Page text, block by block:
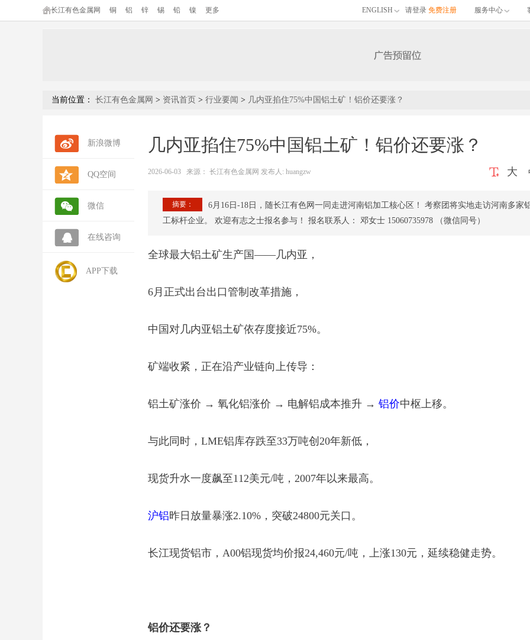
长江有色金属网 铜 铝 锌 锡 铅 镍 更多 ENGLISH 请登录 免费注册 服务中心
当前位置： 长江有色金属网 > 资讯首页 > 行业要闻 > 几内亚掐住75%中国铝土矿！铝价还要涨？
新浪微博
QQ空间
微信
在线咨询
APP下载
几内亚掐住75%中国铝土矿！铝价还要涨？
2026-06-03 来源： 长江有色金属网 发布人: huangzw 大
摘要：
6月16日-18日，随长江有色网一同走进河南铝加工核心区！ 考察团将实地走访河南多家
工标杆企业。 欢迎有志之士报名参与！ 报名联系人： 邓女士 15060735978 （微信同号）
全球最大铝土矿生产国——几内亚，
6月正式出台出口管制改革措施，
中国对几内亚铝土矿依存度接近75%。
矿端收紧，正在沿产业链向上传导：
铝土矿涨价 → 氧化铝涨价 → 电解铝成本推升 → 铝价中枢上移。
与此同时，LME铝库存跌至33万吨创20年新低，
现货升水一度飙至112美元/吨，2007年以来最高。
沪铝昨日放量暴涨2.10%，突破24800元关口。
长江现货铝市，A00铝现货均价报24,460元/吨，上涨130元，延续稳健走势。
铝价还要涨？